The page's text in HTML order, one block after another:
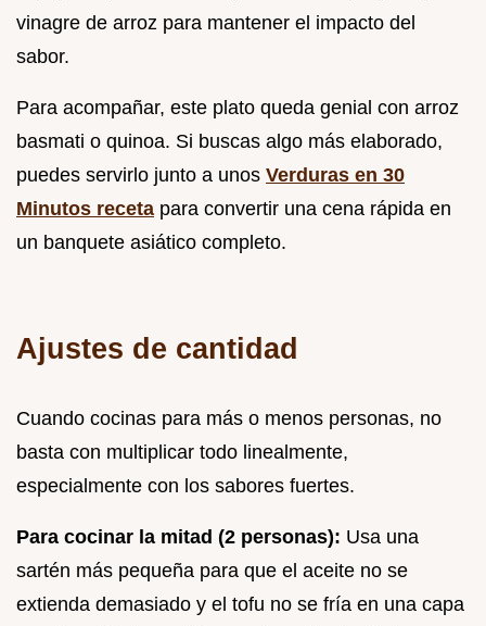
vinagre de arroz para mantener el impacto del
sabor.
Para acompañar, este plato queda genial con arroz
basmati o quinoa. Si buscas algo más elaborado,
puedes servirlo junto a unos Verduras en 30
Minutos receta para convertir una cena rápida en
un banquete asiático completo.
Ajustes de cantidad
Cuando cocinas para más o menos personas, no
basta con multiplicar todo linealmente,
especialmente con los sabores fuertes.
Para cocinar la mitad (2 personas): Usa una
sartén más pequeña para que el aceite no se
extienda demasiado y el tofu no se fría en una capa